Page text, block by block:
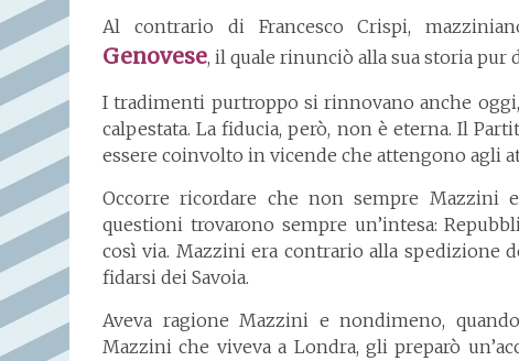
Al contrario di Francesco Crispi,
Genovese, il quale rinunciò alla sua storia pur
I tradimenti purtroppo si rinnovano anche
calpestata. La fiducia, però, non è eterna. Il
essere coinvolto in vicende che attengono agli
Occorre ricordare che non sempre Mazzini
questioni trovarono sempre un’intesa:
così via. Mazzini era contrario alla spedizione
fidarsi dei Savoia.
Aveva ragione Mazzini e nondimeno,
Mazzini che viveva a Londra, gli preparò